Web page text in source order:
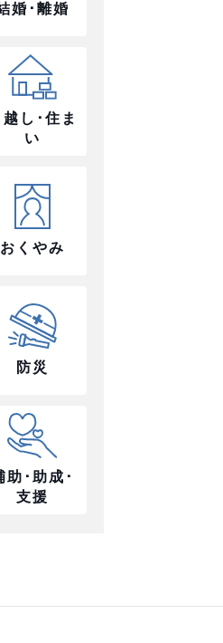
婚･離婚
越し･住ま
い
おくやみ
防災
助･助成･
支援